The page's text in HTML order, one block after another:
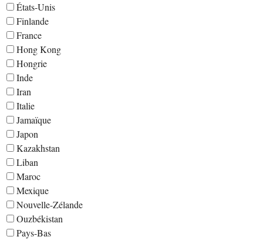
États-Unis
Finlande
France
Hong Kong
Hongrie
Inde
Iran
Italie
Jamaïque
Japon
Kazakhstan
Liban
Maroc
Mexique
Nouvelle-Zélande
Ouzbékistan
Pays-Bas